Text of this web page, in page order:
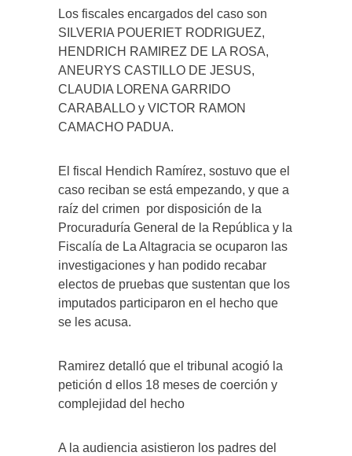
Los fiscales encargados del caso son
SILVERIA POUERIET RODRIGUEZ,
HENDRICH RAMIREZ DE LA ROSA,
ANEURYS CASTILLO DE JESUS,
CLAUDIA LORENA GARRIDO
CARABALLO y VICTOR RAMON
CAMACHO PADUA.
El fiscal Hendich Ramírez, sostuvo que el
caso reciban se está empezando, y que a
raíz del crimen por disposición de la
Procuraduría General de la República y la
Fiscalía de La Altagracia se ocuparon las
investigaciones y han podido recabar
electos de pruebas que sustentan que los
imputados participaron en el hecho que
se les acusa.
Ramirez detalló que el tribunal acogió la
petición d ellos 18 meses de coerción y
complejidad del hecho
A la audiencia asistieron los padres del